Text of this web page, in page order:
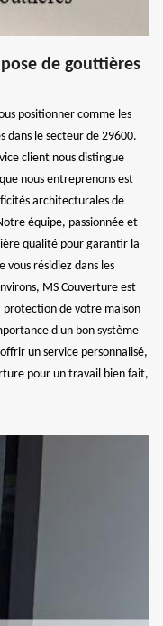
de gouttières
positionner comme les
dans le secteur de 29600.
client nous distingue
nous entreprenons est
architecturales de
équipe, passionnée et
qualité pour garantir la
résidiez dans les
MS Couverture est
de votre maison
d'un bon système
un service personnalisé,
pour un travail bien fait,